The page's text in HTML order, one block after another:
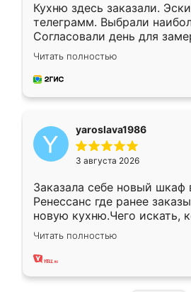
Кухню здесь заказали.
телеграмм. Выбрали
Согласовали день для
недели кухня была уже
довольны работой.
мебель за качественную
Читать полностью
yaroslava1986
3 августа 2026
Заказала себе новый шкаф
Ренессанс где ранее
новую кухню.Чего искать,
вполне довольна. Служит
два года, нареканий нет.
Читать полностью